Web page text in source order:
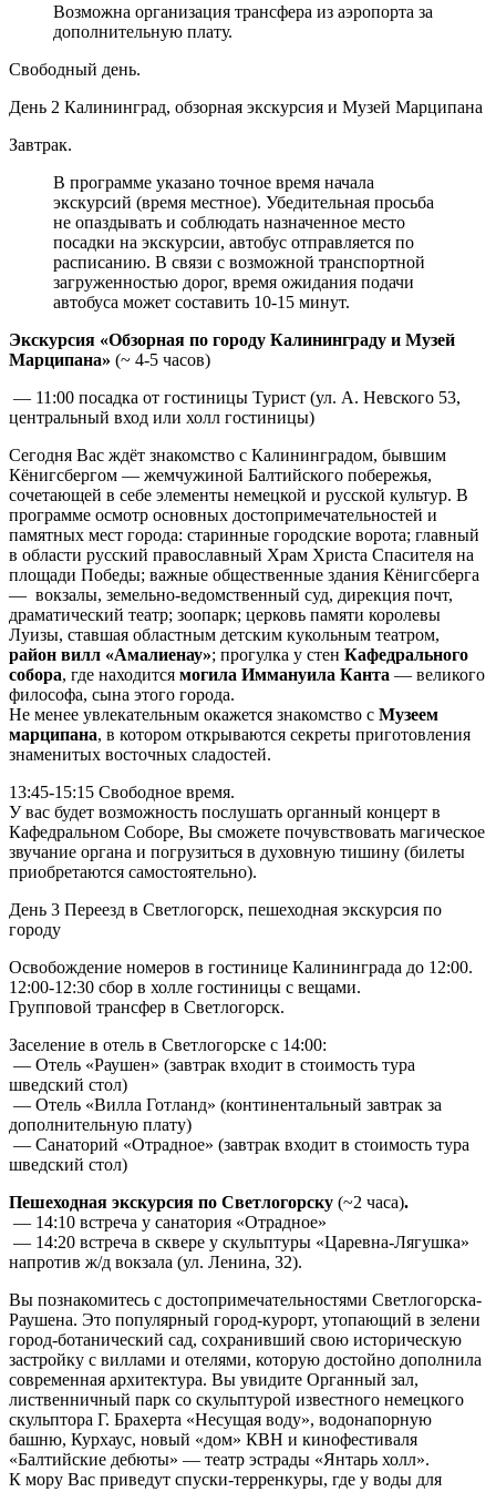
Возможна организация трансфера из аэропорта за
дополнительную плату.
Свободный день.
День 2 Калининград, обзорная экскурсия и Музей Марципана
Завтрак.
В программе указано точное время начала
экскурсий (время местное). Убедительная просьба
не опаздывать и соблюдать назначенное место
посадки на экскурсии, автобус отправляется по
расписанию. В связи с возможной транспортной
загруженностью дорог, время ожидания подачи
автобуса может составить 10-15 минут.
Экскурсия «Обзорная по городу Калининграду и Музей
Марципана» (~ 4-5 часов)
— 11:00 посадка от гостиницы Турист (ул. А. Невского 53,
центральный вход или холл гостиницы)
Сегодня Вас ждёт знакомство с Калининградом, бывшим
Кёнигсбергом — жемчужиной Балтийского побережья,
сочетающей в себе элементы немецкой и русской культур. В
программе осмотр основных достопримечательностей и
памятных мест города: старинные городские ворота; главный
в области русский православный Храм Христа Спасителя на
площади Победы; важные общественные здания Кёнигсберга
— вокзалы, земельно-ведомственный суд, дирекция почт,
драматический театр; зоопарк; церковь памяти королевы
Луизы, ставшая областным детским кукольным театром,
район вилл «Амалиенау»; прогулка у стен Кафедрального
собора, где находится могила Иммануила Канта — великого
философа, сына этого города.
Не менее увлекательным окажется знакомство с Музеем
марципана, в котором открываются секреты приготовления
знаменитых восточных сладостей.
13:45-15:15 Свободное время.
У вас будет возможность послушать органный концерт в
Кафедральном Соборе, Вы сможете почувствовать магическое
звучание органа и погрузиться в духовную тишину (билеты
приобретаются самостоятельно).
День 3 Переезд в Светлогорск, пешеходная экскурсия по
городу
Освобождение номеров в гостинице Калининграда до 12:00.
12:00-12:30 сбор в холле гостиницы с вещами.
Групповой трансфер в Светлогорск.
Заселение в отель в Светлогорске с 14:00:
— Отель «Раушен» (завтрак входит в стоимость тура
шведский стол)
— Отель «Вилла Готланд» (континентальный завтрак за
дополнительную плату)
— Санаторий «Отрадное» (завтрак входит в стоимость тура
шведский стол)
Пешеходная экскурсия по Светлогорску (~2 часа).
— 14:10 встреча у санатория «Отрадное»
— 14:20 встреча в сквере у скульптуры «Царевна-Лягушка»
напротив ж/д вокзала (ул. Ленина, 32).
Вы познакомитесь с достопримечательностями Светлогорска-
Раушена. Это популярный город-курорт, утопающий в зелени
город-ботанический сад, сохранивший свою историческую
застройку с виллами и отелями, которую достойно дополнила
современная архитектура. Вы увидите Органный зал,
лиственничный парк со скульптурой известного немецкого
скульптора Г. Брахерта «Несущая воду», водонапорную
башню, Курхаус, новый «дом» КВН и кинофестиваля
«Балтийские дебюты» — театр эстрады «Янтарь холл».
К мору Вас приведут спуски-терренкуры, где у воды для